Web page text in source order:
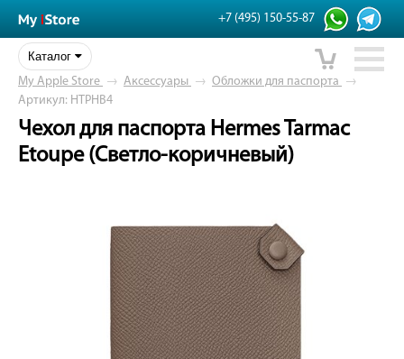
+7 (495) 150-55-87
Каталог
My Apple Store → Аксессуары → Обложки для паспорта →
Артикул: HTPHB4
Чехол для паспорта Hermes Tarmac
Etoupe (Светло-коричневый)